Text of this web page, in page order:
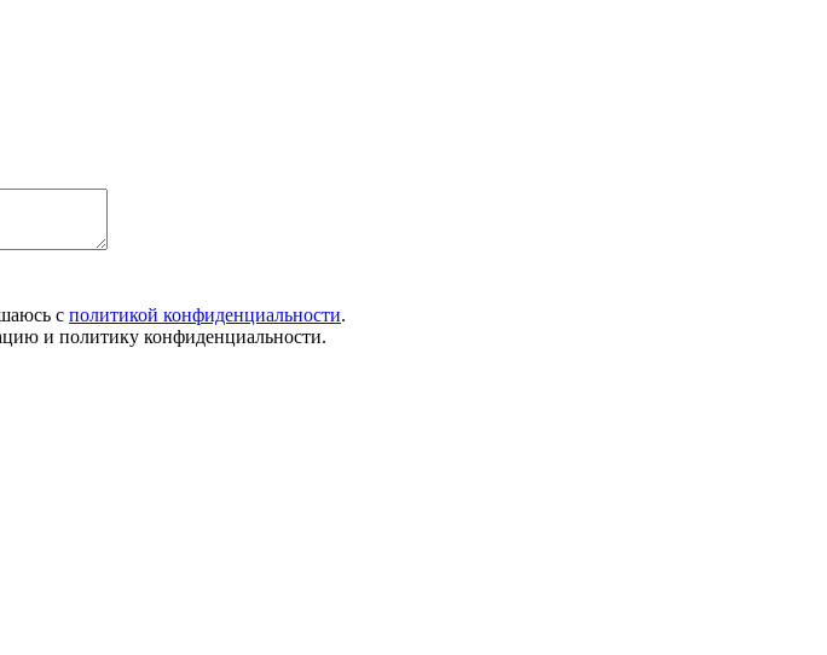
с политикой конфиденциальности.
и политику конфиденциальности.